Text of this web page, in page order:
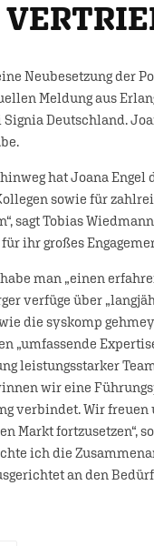
Neubesetzung der
Meldung aus
Deutschland.
hat Joana
sowie für
sagt Tobias
ihr großes
man „einen
verfüge über
die syskomp
„umfassende
leistungsstarker
wir eine
verbindet. Wir
Markt fortzusetzen“,
ich die
an den